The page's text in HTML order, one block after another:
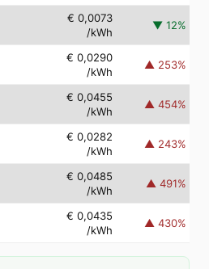
€ 0,0073
/kWh
▼ 12%
€ 0,0290
/kWh
▲ 253%
€ 0,0455
/kWh
▲ 454%
€ 0,0282
/kWh
▲ 243%
€ 0,0485
/kWh
▲ 491%
€ 0,0435
/kWh
▲ 430%